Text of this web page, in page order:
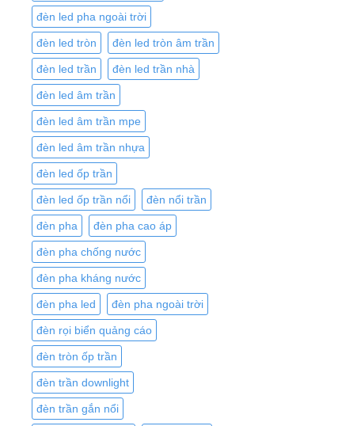
đèn led pha ngoài trời
đèn led tròn đèn led tròn âm trần
đèn led trần đèn led trần nhà
đèn led âm trần
đèn led âm trần mpe
đèn led âm trần nhựa
đèn led ốp trần
đèn led ốp trần nổi đèn nổi trần
đèn pha đèn pha cao áp
đèn pha chống nước
đèn pha kháng nước
đèn pha led đèn pha ngoài trời
đèn rọi biển quảng cáo
đèn tròn ốp trần
đèn trần downlight
đèn trần gắn nổi